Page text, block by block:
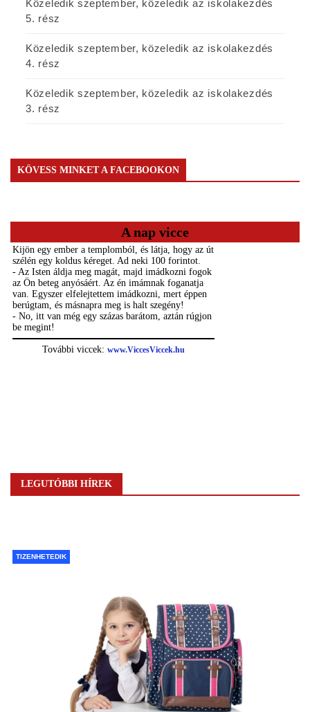
Közeledik szeptember, közeledik az iskolakezdés
5. rész
Közeledik szeptember, közeledik az iskolakezdés
4. rész
Közeledik szeptember, közeledik az iskolakezdés
3. rész
KÖVESS MINKET A FACEBOOKON
A nap vicce
LEGUTÓBBI HÍREK
TIZENHETEDIK